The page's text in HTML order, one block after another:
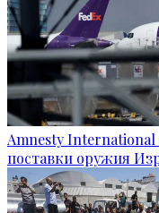
Amnesty International
поставки оружия